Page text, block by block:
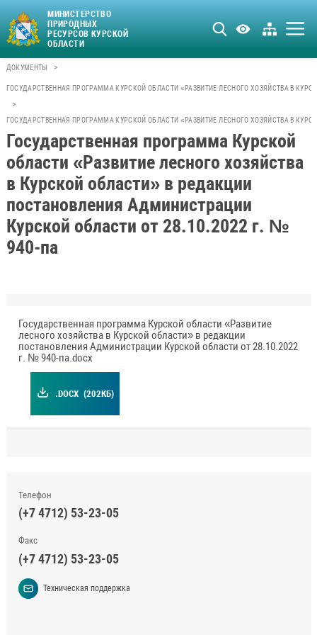
МИНИСТЕРСТВО
ПРИРОДНЫХ
РЕСУРСОВ КУРСКОЙ
ОБЛАСТИ
ДОКУМЕНТЫ >
ГОСУДАРСТВЕННАЯ ПРОГРАММА КУРСКОЙ ОБЛАСТИ «РАЗВИТИЕ ЛЕСНОГО ХОЗЯЙСТВА В
>
ГОСУДАРСТВЕННАЯ ПРОГРАММА КУРСКОЙ ОБЛАСТИ «РАЗВИТИЕ ЛЕСНОГО ХОЗЯЙСТВА В
Государственная программа Курской
области «Развитие лесного хозяйства
в Курской области» в редакции
постановления Администрации
Курской области от 28.10.2022 г. №
940-па
Государственная программа Курской области «Развитие
лесного хозяйства в Курской области» в редакции
постановления Администрации Курской области от 28.10.2022
г. № 940-па.docx
.DOCX (202КБ)
Телефон
(+7 4712) 53-23-05
Факс
(+7 4712) 53-23-05
Техническая поддержка